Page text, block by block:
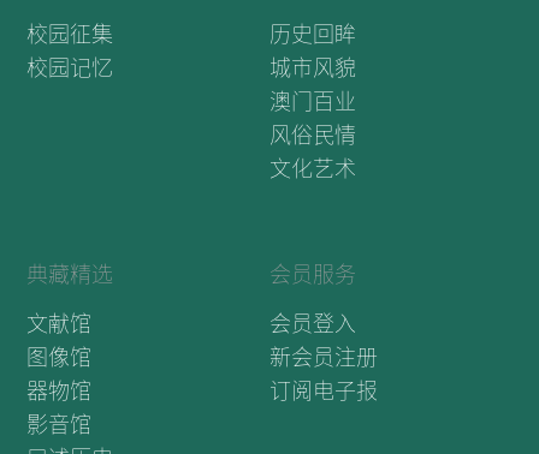
校园征集
校园记忆
历史回眸
城市风貌
澳门百业
风俗民情
文化艺术
典藏精选
文献馆
图像馆
器物馆
影音馆
会员服务
会员登入
新会员注册
订阅电子报